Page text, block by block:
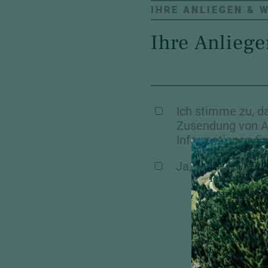
Immer ein
Postfach:
Angebote –
IHRE ANLIEGEN &
Ich stimme zu,
Zusendung von
Informationen
Ja, ich möchte